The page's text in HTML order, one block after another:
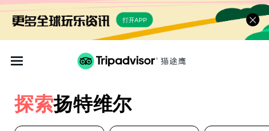
打开APP
探索扬特维尔